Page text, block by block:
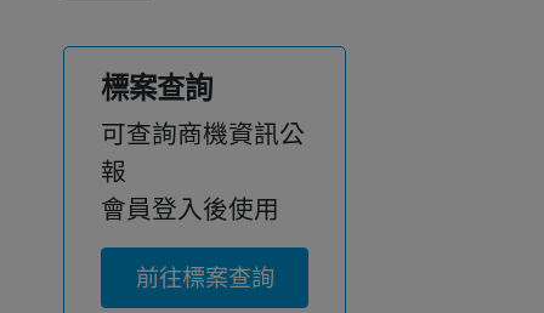
標案查詢
可查詢商機資訊公
報
會員登入後使用
前往標案查詢